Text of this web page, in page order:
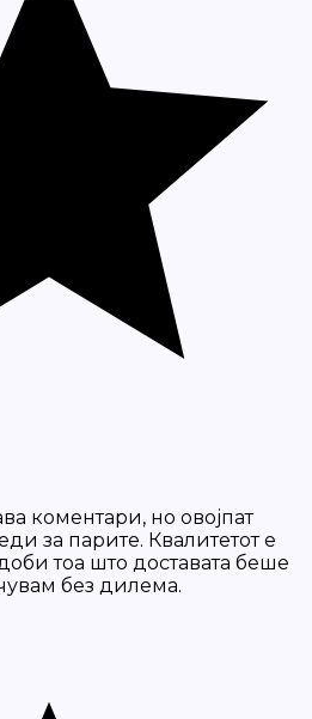
коментари, но овојпат
за парите. Квалитетот е
тоа што доставата беше
без дилема.